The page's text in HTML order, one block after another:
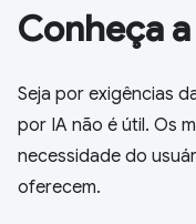
Conheça
Seja por exigências
por IA não é útil. Os
necessidade do
oferecem.